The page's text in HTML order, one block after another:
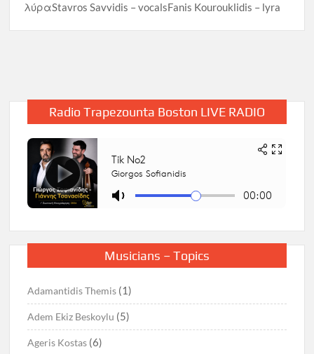
λύραStavros Savvidis – vocalsFanis Kourouklidis – lyra
Radio Trapezounta Boston LIVE RADIO
Musicians – Topics
Adamantidis Themis (1)
Adem Ekiz Beskoylu (5)
Ageris Kostas (6)